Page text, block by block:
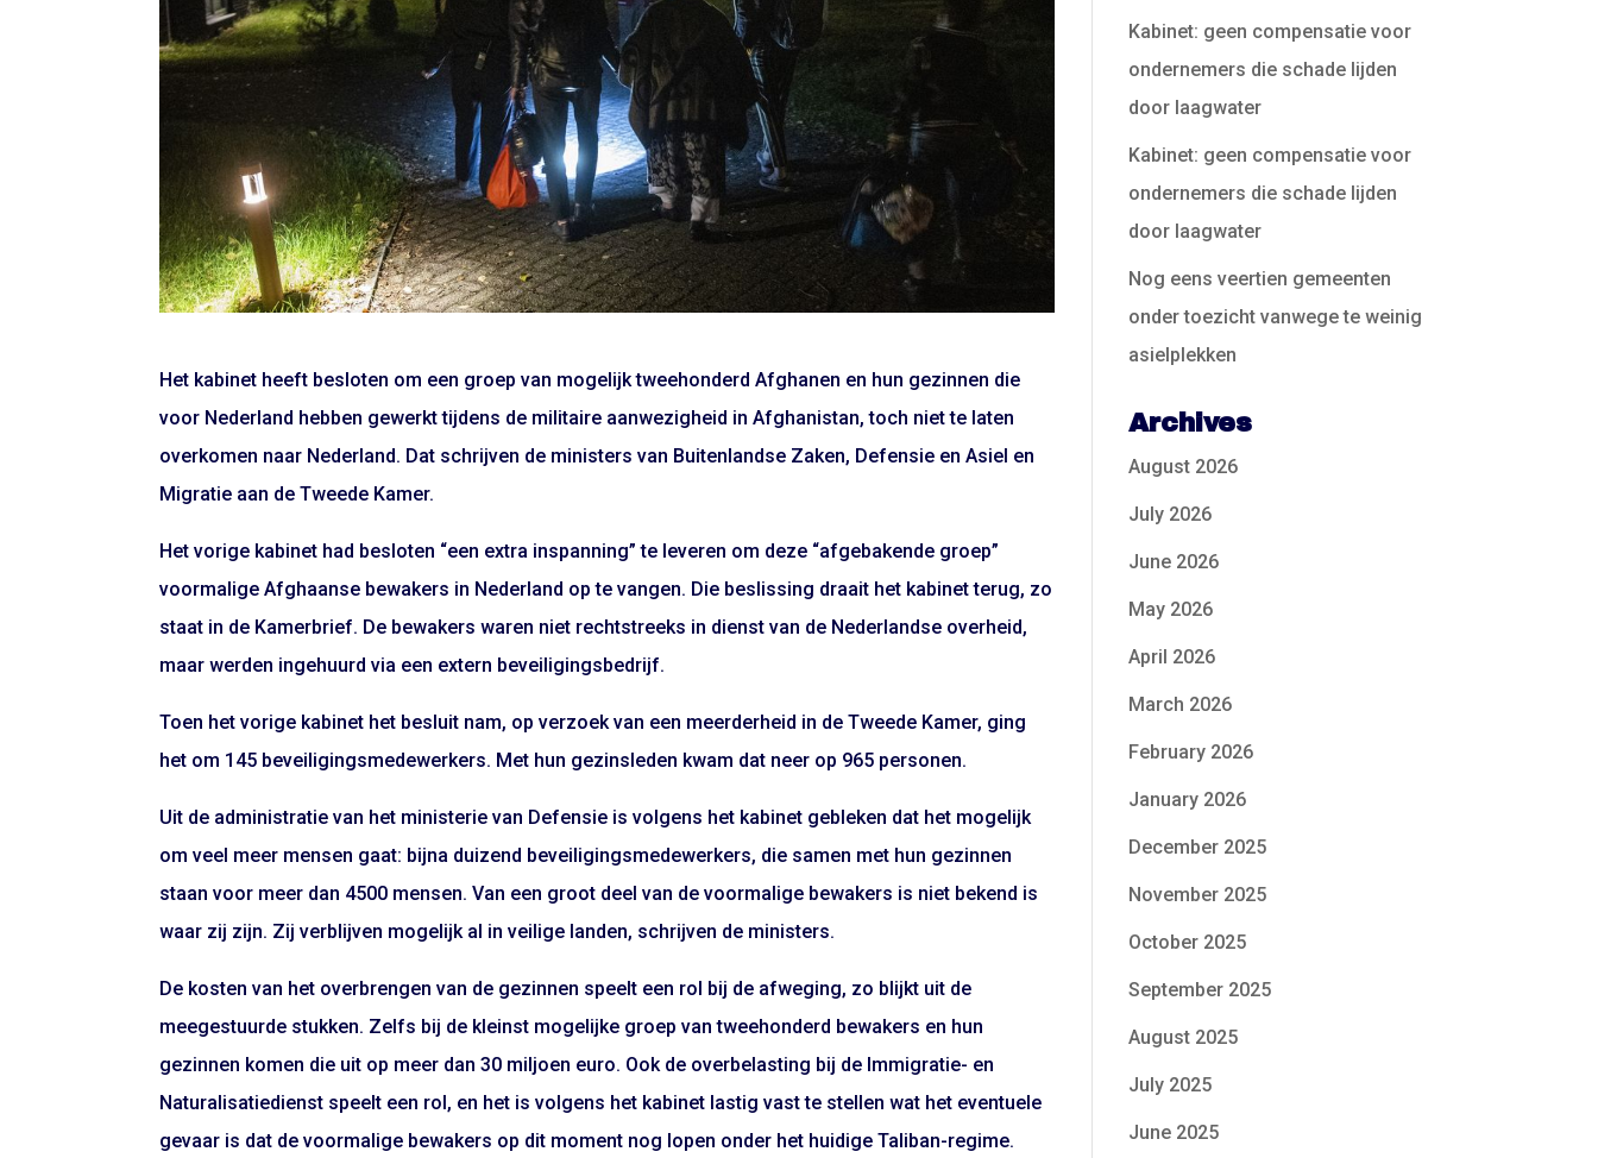
Het kabinet heeft besloten om een groep van mogelijk tweehonderd Afghanen en hun gezinnen die
voor Nederland hebben gewerkt tijdens de militaire aanwezigheid in Afghanistan, toch niet te laten
overkomen naar Nederland. Dat schrijven de ministers van Buitenlandse Zaken, Defensie en Asiel en
Migratie aan de Tweede Kamer.
Het vorige kabinet had besloten “een extra inspanning” te leveren om deze “afgebakende groep”
voormalige Afghaanse bewakers in Nederland op te vangen. Die beslissing draait het kabinet terug, zo
staat in de Kamerbrief. De bewakers waren niet rechtstreeks in dienst van de Nederlandse overheid,
maar werden ingehuurd via een extern beveiligingsbedrijf.
Toen het vorige kabinet het besluit nam, op verzoek van een meerderheid in de Tweede Kamer, ging
het om 145 beveiligingsmedewerkers. Met hun gezinsleden kwam dat neer op 965 personen.
Uit de administratie van het ministerie van Defensie is volgens het kabinet gebleken dat het mogelijk
om veel meer mensen gaat: bijna duizend beveiligingsmedewerkers, die samen met hun gezinnen
staan voor meer dan 4500 mensen. Van een groot deel van de voormalige bewakers is niet bekend is
waar zij zijn. Zij verblijven mogelijk al in veilige landen, schrijven de ministers.
De kosten van het overbrengen van de gezinnen speelt een rol bij de afweging, zo blijkt uit de
meegestuurde stukken. Zelfs bij de kleinst mogelijke groep van tweehonderd bewakers en hun
gezinnen komen die uit op meer dan 30 miljoen euro. Ook de overbelasting bij de Immigratie- en
Naturalisatiedienst speelt een rol, en het is volgens het kabinet lastig vast te stellen wat het eventuele
gevaar is dat de voormalige bewakers op dit moment nog lopen onder het huidige Taliban-regime.
Kabinet: geen compensatie voor
ondernemers die schade lijden
door laagwater
Kabinet: geen compensatie voor
ondernemers die schade lijden
door laagwater
Nog eens veertien gemeenten
onder toezicht vanwege te weinig
asielplekken
Archives
August 2026
July 2026
June 2026
May 2026
April 2026
March 2026
February 2026
January 2026
December 2025
November 2025
October 2025
September 2025
August 2025
July 2025
June 2025